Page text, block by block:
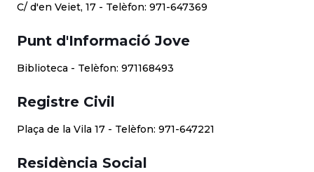
C/ d'en Veiet, 17 - Telèfon: 971-647369
Punt d'Informació Jove
Biblioteca - Telèfon: 971168493
Registre Civil
Plaça de la Vila 17 - Telèfon: 971-647221
Residència Social